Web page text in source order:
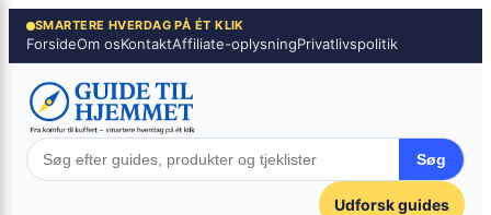
Spring
SMARTERE HVERDAG PÅ ÉT KLIK
ForsideOm osKontaktAffiliate-oplysningPrivatlivspolitik
Søg
Udforsk guides